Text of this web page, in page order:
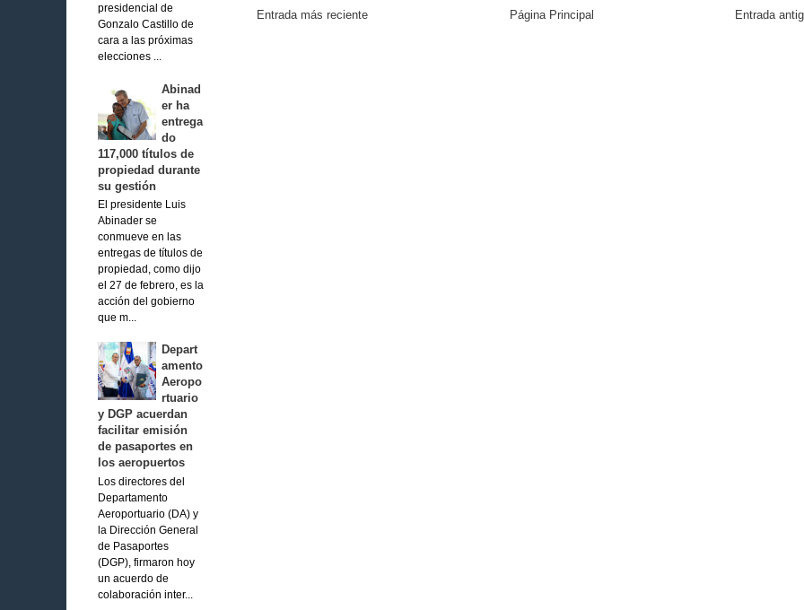
presidencial de
Gonzalo Castillo de
cara a las próximas
elecciones ...
Abinad
er ha
entrega
do
117,000 títulos de
propiedad durante
su gestión
El presidente Luis
Abinader se
conmueve en las
entregas de títulos de
propiedad, como dijo
el 27 de febrero, es la
acción del gobierno
que m...
Depart
amento
Aeropo
rtuario
y DGP acuerdan
facilitar emisión
de pasaportes en
los aeropuertos
Los directores del
Departamento
Aeroportuario (DA) y
la Dirección General
de Pasaportes
(DGP), firmaron hoy
un acuerdo de
colaboración inter...
Entrada más reciente Entrada
Página Principal